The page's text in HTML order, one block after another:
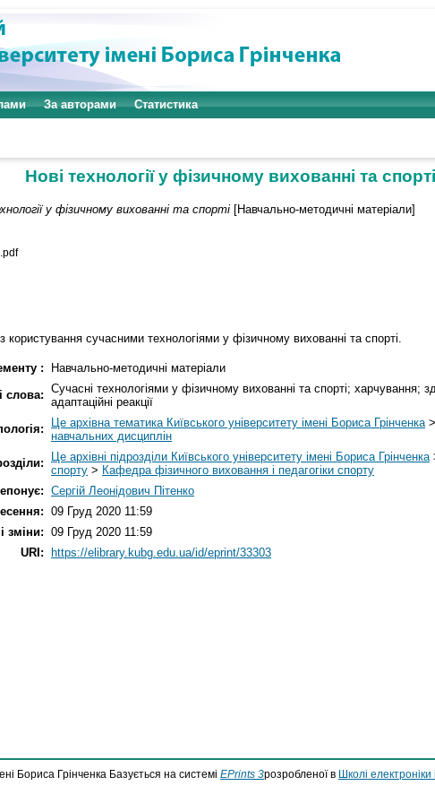
За авторами Статистика
Нові технології у фізичному вихованні та спорті
у фізичному вихованні та спорті [Навчально-методичні матеріали]
користування сучасними технологіями у фізичному вихованні та спорті.
:
Навчально-методичні матеріали
слова: Сучасні технологіями у фізичному вихованні та спорті; харчування;
адаптаційні реакції
Це архівна тематика Київського університету імені Бориса Грінченка >
навчальних дисциплін
Це архівні підрозділи Київського університету імені Бориса Грінченка
спорту > Кафедра фізичного виховання і педагогіки спорту
Сергій Леонідович Пітенко
09 Груд 2020 11:59
зміни:
09 Груд 2020 11:59
URI:
https://elibrary.kubg.edu.ua/id/eprint/33303
Бориса Грінченка Базується на системі EPrints 3розробленої в Школі